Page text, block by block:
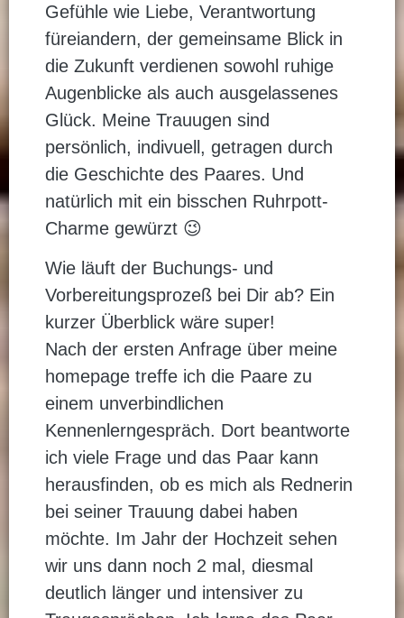
Gefühle wie Liebe, Verantwortung
füreiandern, der gemeinsame Blick in
die Zukunft verdienen sowohl ruhige
Augenblicke als auch ausgelassenes
Glück. Meine Trauugen sind
persönlich, indivuell, getragen durch
die Geschichte des Paares. Und
natürlich mit ein bisschen Ruhrpott-
Charme gewürzt 😉
Wie läuft der Buchungs- und
Vorbereitungsprozeß bei Dir ab? Ein
kurzer Überblick wäre super!
Nach der ersten Anfrage über meine
homepage treffe ich die Paare zu
einem unverbindlichen
Kennenlerngespräch. Dort beantworte
ich viele Frage und das Paar kann
herausfinden, ob es mich als Rednerin
bei seiner Trauung dabei haben
möchte. Im Jahr der Hochzeit sehen
wir uns dann noch 2 mal, diesmal
deutlich länger und intensiver zu